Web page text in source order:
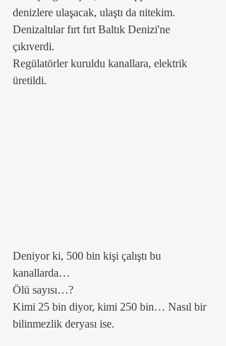
denizlere ulaşacak, ulaştı da nitekim.
Denizaltılar fırt fırt Baltık Denizi'ne
çıkıverdi.
Regülatörler kuruldu kanallara, elektrik
üretildi.
Deniyor ki, 500 bin kişi çalıştı bu
kanallarda…
Ölü sayısı…?
Kimi 25 bin diyor, kimi 250 bin… Nasıl bir
bilinmezlik deryası ise.